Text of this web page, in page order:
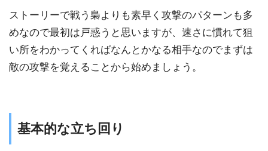
ストーリーで戦う梟よりも素早く攻撃のパターンも多
めなので最初は戸惑うと思いますが、速さに慣れて狙
い所をわかってくればなんとかなる相手なのでまずは
敵の攻撃を覚えることから始めましょう。
基本的な立ち回り